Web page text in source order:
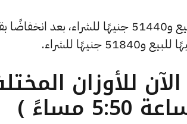
وانخفض سعر الجنيه الذهب ليصل إلى 51840 جنيهًا للبيع و51440 جنيهًا للشراء، بعد
ما هو سعر الذهب عيار 21 الآن للأوزان